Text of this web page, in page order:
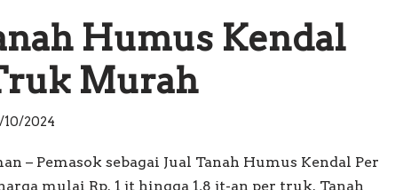
Humus Kendal
Murah
10/2024
– Pemasok sebagai Jual Tanah Humus Kendal Per
mulai Rp. 1 jt hingga 1,8 jt-an per truk. Tanah